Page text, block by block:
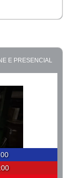
E PRESENCIAL